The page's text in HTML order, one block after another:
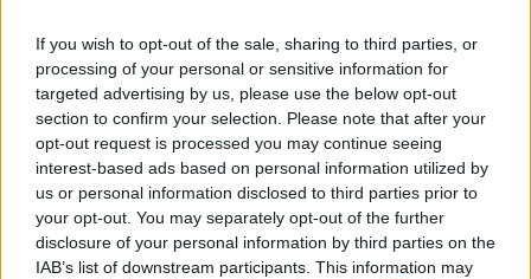
If you wish to opt-out of the sale, sharing to third parties, or
processing of your personal or sensitive information for
targeted advertising by us, please use the below opt-out
section to confirm your selection. Please note that after your
opt-out request is processed you may continue seeing
interest-based ads based on personal information utilized by
us or personal information disclosed to third parties prior to
your opt-out. You may separately opt-out of the further
disclosure of your personal information by third parties on the
IAB’s list of downstream participants. This information may
Ξεκινούν τα δοκιμαστικά δρομολόγια της επέκτασης του
Μετρό Θεσσαλονίκης
22:05
Τζόκερ: Αυτοί είναι οι τυχεροί αριθμοί που κερδίζουν
πάνω από 2 εκατ. ευρώ
21:56
Συρία: Βόμβα εξερράγη σε λεωφορείο κοντά στη
Δαμασκό – Τουλάχιστον 2 νεκροί και 13 τραυματίες